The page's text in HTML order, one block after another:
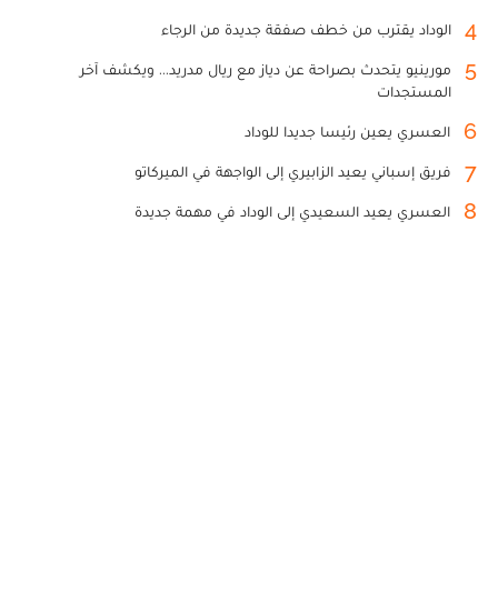
4 الوداد يقترب من خطف صفقة جديدة من الرجاء
5
مورينيو يتحدث بصراحة عن دياز مع ريال مدريد... ويكشف آخر
المستجدات
6 العسري يعين رئيسا جديدا للوداد
7 فريق إسباني يعيد الزابيري إلى الواجهة في الميركاتو
8 العسري يعيد السعيدي إلى الوداد في مهمة جديدة